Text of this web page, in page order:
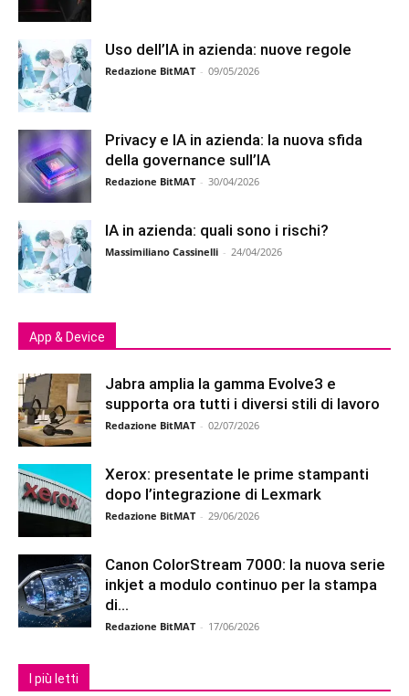
Uso dell’IA in azienda: nuove regole
Redazione BitMAT - 09/05/2026
Privacy e IA in azienda: la nuova sfida
della governance sull’IA
Redazione BitMAT - 30/04/2026
IA in azienda: quali sono i rischi?
Massimiliano Cassinelli - 24/04/2026
App & Device
Jabra amplia la gamma Evolve3 e
supporta ora tutti i diversi stili di lavoro
Redazione BitMAT - 02/07/2026
Xerox: presentate le prime stampanti
dopo l’integrazione di Lexmark
Redazione BitMAT - 29/06/2026
Canon ColorStream 7000: la nuova serie
inkjet a modulo continuo per la stampa
di...
Redazione BitMAT - 17/06/2026
I più letti